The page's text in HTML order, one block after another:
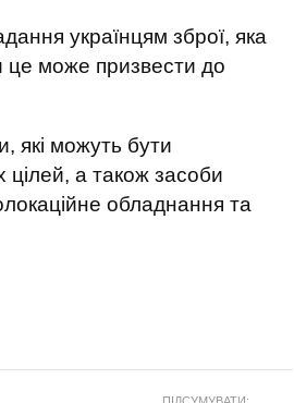
українцям зброї, яка
це може призвести до
які можуть бути
цілей, а також засоби
обладнання та